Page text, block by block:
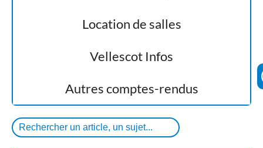
Location de salles
Vellescot Infos
Autres comptes-rendus